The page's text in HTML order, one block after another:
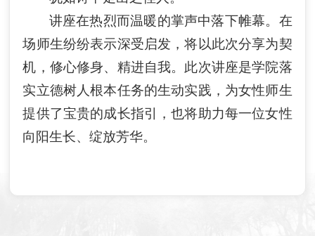
讲座在热烈而温暖的掌声中落下帷幕。在
场师生纷纷表示深受启发，将以此次分享为契
机，修心修身、精进自我。此次讲座是学院落
实立德树人根本任务的生动实践，为女性师生
提供了宝贵的成长指引，也将助力每一位女性
向阳生长、绽放芳华。